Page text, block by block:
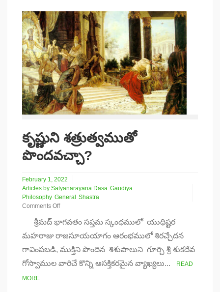
కృష్ణుని శత్రుత్వముతో
పొందవచ్చా?
February 1, 2022
Articles by Satyanarayana Dasa Gaudiya
Philosophy General Shastra
Comments Off
కృష్ణుని
శత్రుత్వముతో
శ్రీమద్ భాగవతం సప్తమ స్కంధములో యుధిష్టర
మహరాజు రాజసూయయాగం ఆరంభములో శిరచ్చేదన
గావింపబడి, ముక్తిని పొందిన శిశుపాలుని గూర్చి శ్రీ శుకదేవ
గోస్వాముల వారిచే కొన్ని ఆసక్తికరమైన వ్యాఖ్యలు...
READ
MORE